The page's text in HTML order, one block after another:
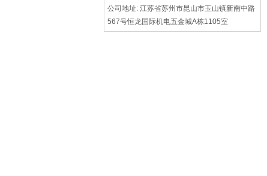
公司地址: 江苏省苏州市昆山市玉山镇新南中路
567号恒龙国际机电五金城A栋1105室